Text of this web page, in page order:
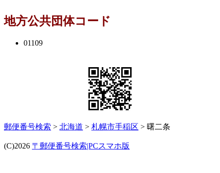
地方公共団体コード
01109
郵便番号検索 > 北海道 > 札幌市手稲区 > 曙二条
(C)2026 〒郵便番号検索|PCスマホ版